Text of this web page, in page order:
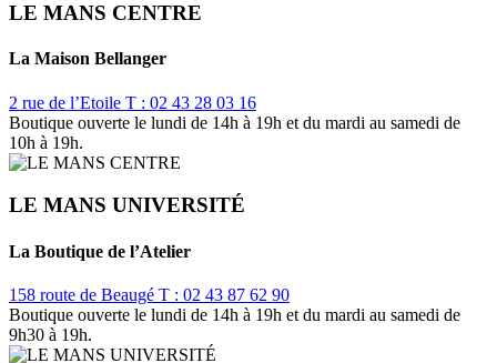
LE MANS CENTRE
La Maison Bellanger
2 rue de l’Etoile T : 02 43 28 03 16
Boutique ouverte le lundi de 14h à 19h et du mardi au samedi de
10h à 19h.
LE MANS UNIVERSITÉ
La Boutique de l’Atelier
158 route de Beaugé T : 02 43 87 62 90
Boutique ouverte le lundi de 14h à 19h et du mardi au samedi de
9h30 à 19h.